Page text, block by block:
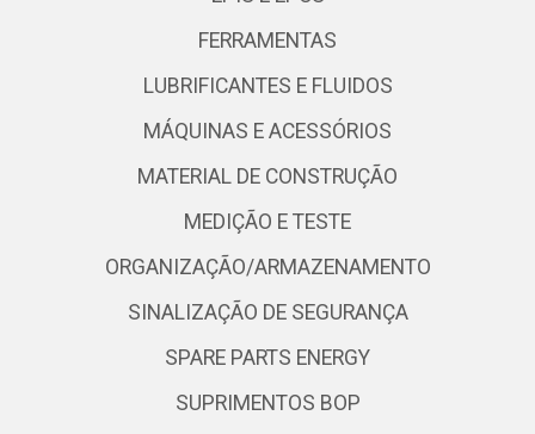
FERRAMENTAS
LUBRIFICANTES E FLUIDOS
MÁQUINAS E ACESSÓRIOS
MATERIAL DE CONSTRUÇÃO
MEDIÇÃO E TESTE
ORGANIZAÇÃO/ARMAZENAMENTO
SINALIZAÇÃO DE SEGURANÇA
SPARE PARTS ENERGY
SUPRIMENTOS BOP